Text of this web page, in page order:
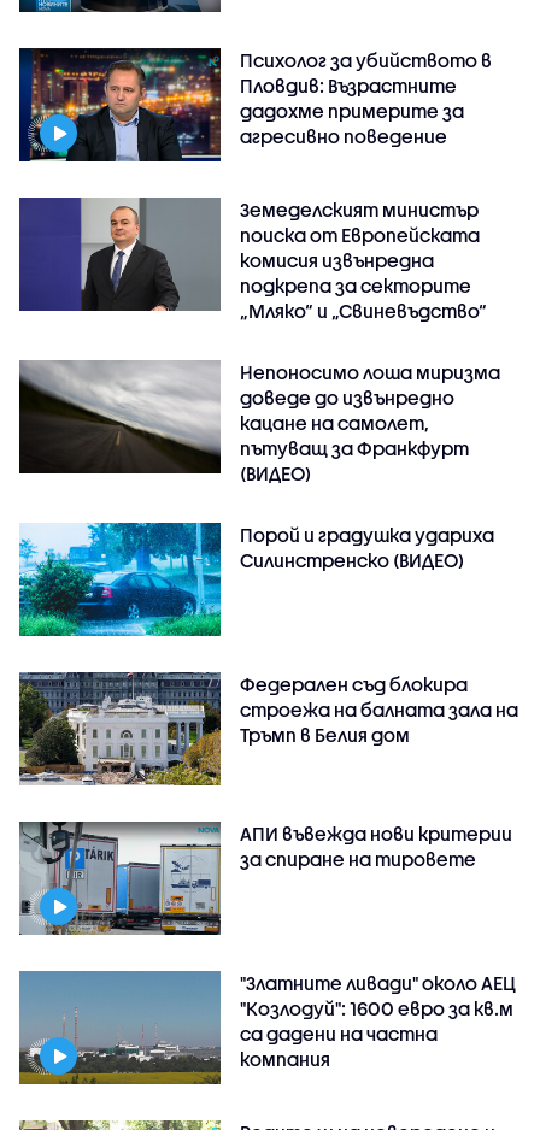
Психолог за убийството в
Пловдив: Възрастните
дадохме примерите за
агресивно поведение
Земеделският министър
поиска от Европейската
комисия извънредна
подкрепа за секторите
„Мляко“ и „Свиневъдство“
Непоносимо лоша миризма
доведе до извънредно
кацане на самолет,
пътуващ за Франкфурт
(ВИДЕО)
Порой и градушка удариха
Силинстренско (ВИДЕО)
Федерален съд блокира
строежа на балната зала на
Тръмп в Белия дом
АПИ въвежда нови критерии
за спиране на тировете
"Златните ливади" около АЕЦ
"Козлодуй": 1600 евро за кв.м
са дадени на частна
компания